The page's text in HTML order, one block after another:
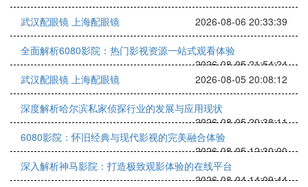
武汉配眼镜 上海配眼镜 2026-08-06 20:33:39
全面解析6080影院：热门影视资源一站式观看体验
2026-08-05 21:54:24
武汉配眼镜 上海配眼镜
2026-08-05 20:08:12
深度解析哈尔滨私家侦探行业的发展与应用现状
2026-08-05 20:38:11
6080影院：怀旧经典与现代影视的完美融合体验
2026-08-05 12:30:00
深入解析神马影院：打造极致观影体验的在线平台
2026-08-04 14:09:44